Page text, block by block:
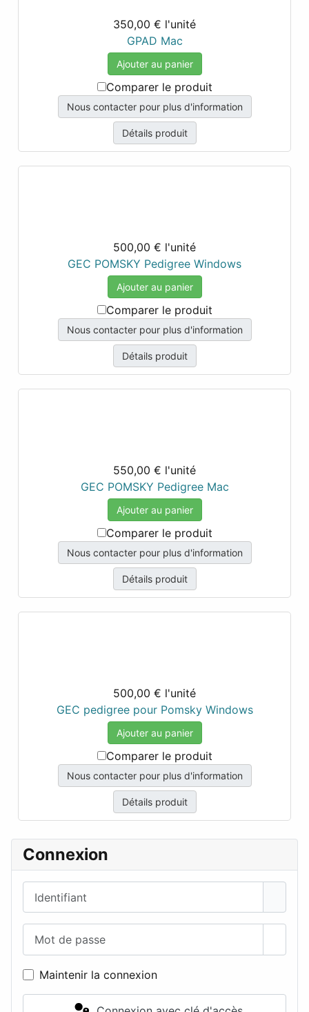
Connexion
Maintenir la connexion
350,00 € l'unité
GPAD Mac
Ajouter au panier
Comparer le produit
Nous contacter pour plus d'information
Détails produit
500,00 € l'unité
GEC POMSKY Pedigree Windows
Ajouter au panier
Comparer le produit
Nous contacter pour plus d'information
Détails produit
550,00 € l'unité
GEC POMSKY Pedigree Mac
Ajouter au panier
Comparer le produit
Nous contacter pour plus d'information
Détails produit
500,00 € l'unité
GEC pedigree pour Pomsky Windows
Ajouter au panier
Comparer le produit
Nous contacter pour plus d'information
Détails produit